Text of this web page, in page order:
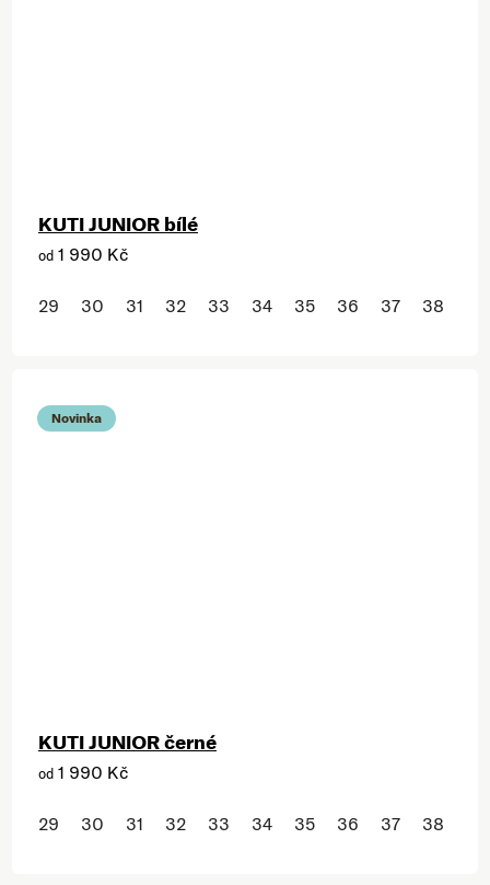
KUTI JUNIOR bílé
od 1 990 Kč
29 30 31 32 33 34 35 36 37 38
Novinka
KUTI JUNIOR černé
od 1 990 Kč
29 30 31 32 33 34 35 36 37 38